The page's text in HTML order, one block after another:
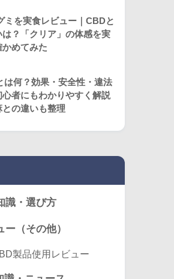
ミを実食レビュー｜CBDと
は？「クリア」の体感を実
かめてみた
は何？効果・安全性・違法
心者にもわかりやすく解説
との違いも整理
識・選び方
（その他）
製品使用レビュー